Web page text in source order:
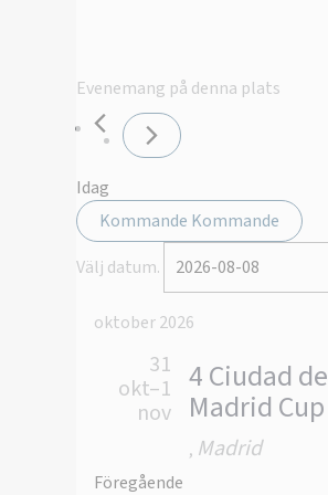
Evenemang på denna plats
Idag
Kommande Kommande
Välj datum.
oktober 2026
31
okt–1
nov
4 Ciudad de
Madrid Cup
, Madrid
Föregående